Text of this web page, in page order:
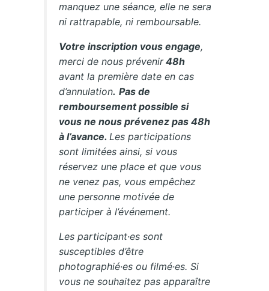
manquez une séance, elle ne sera
ni rattrapable, ni remboursable.
Votre inscription vous engage,
merci de nous prévenir48h
avant la première date en cas
d’annulation. Pas de
remboursement possible si
vous ne nous prévenez pas 48h
à l’avance.Les participations
sont limitées ainsi, si vous
réservez une place et que vous
ne venez pas, vous empêchez
une personne motivée de
participer à l’événement.
Les participant·es sont
susceptibles d’être
photographié·es ou filmé·es. Si
vous ne souhaitez pas apparaître